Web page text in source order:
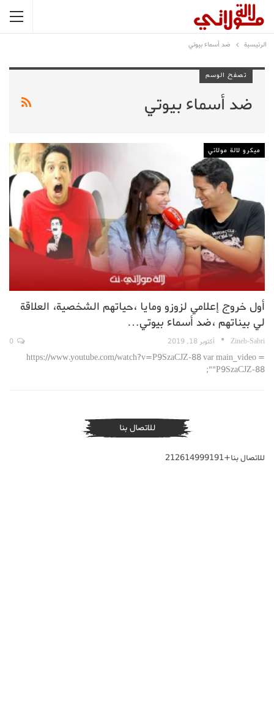
الرئيسية ضد أسماء بيوتي
تصفح الوسم
ضد أسماء بيوتي
ميكرو لالة مولاتي
أول خروج إعلامي لزوزو ومايا ،حياتهم الشخصية، العلاقة
لي بيناتهم ،ضد أسماء بيوتي…
Zineb-Sabri أكتوبر 18, 2019
https://www.youtube.com/watch?v=P9SzaCJZ-88 var main_video =
"P9SzaCJZ-88";
للاتصال بنا
للاتصال بنا+212614999191